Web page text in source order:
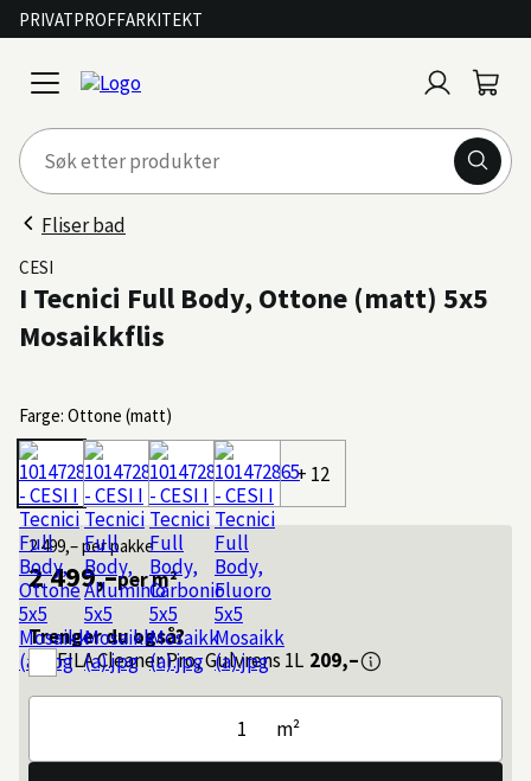
PRIVATPROFFARKITEKT
open
menu
inn
Fliser bad
CESI
I Tecnici Full Body, Ottone (matt) 5x5
Mosaikkflis
Farge: Ottone (matt)
+ 12
2 499,–per pakke
2 499,–per m²
Trenger du også?
FILACleaner Pro, Gulvrens 1L 209,–
m²